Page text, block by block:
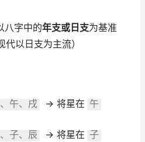
八字中的年支或日支为基准
代以日支为主流）
午、戌 → 将星在 午
子、辰 → 将星在 子